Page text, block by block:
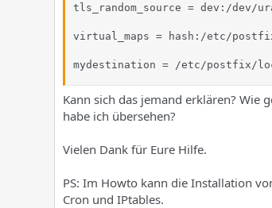
tls_random_source = dev:/dev/
virtual_maps = hash:/etc/
mydestination = /etc/postfix/
Kann sich das jemand erklären? Wie
habe ich übersehen?
Vielen Dank für Eure Hilfe.
PS: Im Howto kann die Installation
Cron und IPtables.